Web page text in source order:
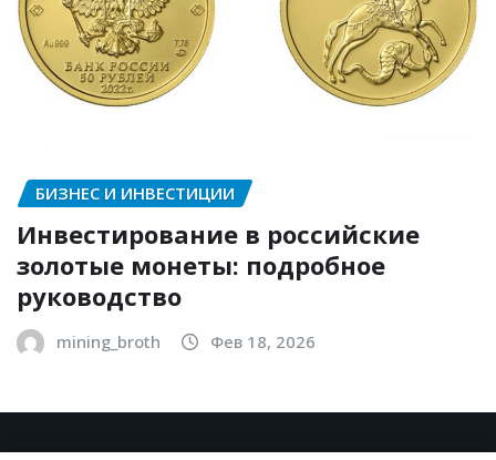
БИЗНЕС И ИНВЕСТИЦИИ
Инвестирование в российские
золотые монеты: подробное
руководство
mining_broth Фев 18, 2026